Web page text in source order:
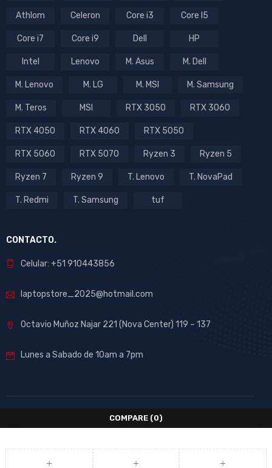
Athlom Celeron Core i3 Core I5
Core i7 Core i9 Dell HP
Intel Lenovo M. Asus M. Dell
M. Lenovo M. LG M. MSI M. Samsung
M. Teros MSI RTX 3050 RTX 3060
RTX 4050 RTX 4060 RTX 5050
RTX 5060 RTX 5070 Ryzen 3 Ryzen 5
Ryzen 7 Ryzen 9 T. Lenovo T. NovaPad
T. Redmi T. Samsung tuf
CONTACTO.
Celular: +51 910443856
laptopstore_2025@hotmail.com
Octavio Muñoz Najar 221 (Nova Center) 119 – 137
Lunes a Sabado de 10am a 7pm
COMPARE (0)